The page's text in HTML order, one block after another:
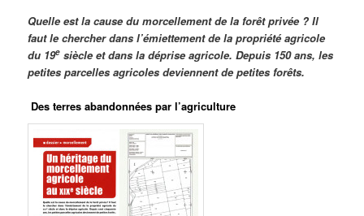
Quelle est la cause du morcellement de la forêt privée ? Il
faut le chercher dans l’émiettement de la propriété agricole
du 19e siècle et dans la déprise agricole. Depuis 150 ans, les
petites parcelles agricoles deviennent de petites forêts.
Des terres abandonnées par l’agriculture